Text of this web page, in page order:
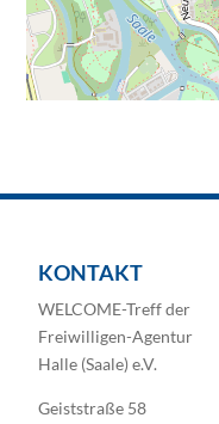
KONTAKT
WELCOME-Treff der
Freiwilligen-Agentur
Halle (Saale) e.V.
Geiststraße 58